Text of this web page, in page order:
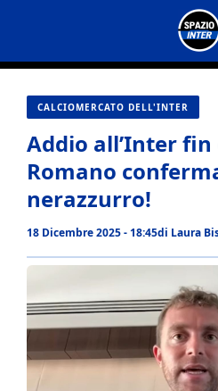
contenuto
CALCIOMERCATO DELL'INTER
Addio all’Inter fin
Romano
nerazzurro!
18 Dicembre 2025 - 18:45di Laura